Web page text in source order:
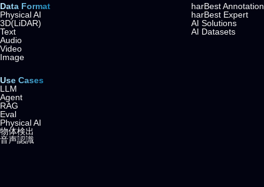
Data Format
Physical AI
3D(LiDAR)
Text
Audio
Video
Image
Use Cases
LLM
Agent
RAG
Eval
Physical AI
物体検出
音声認識
harBest Annotation
harBest Expert
AI Solutions
AI Datasets